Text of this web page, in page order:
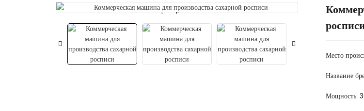
Loading...
Loading...
Место
Название
Мощность: